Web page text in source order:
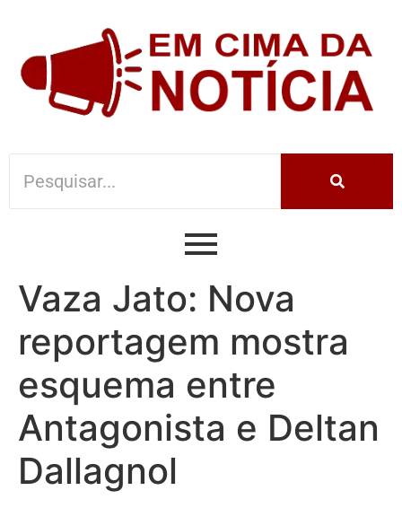
Vaza Jato: Nova
reportagem mostra
esquema entre
Antagonista e Deltan
Dallagnol